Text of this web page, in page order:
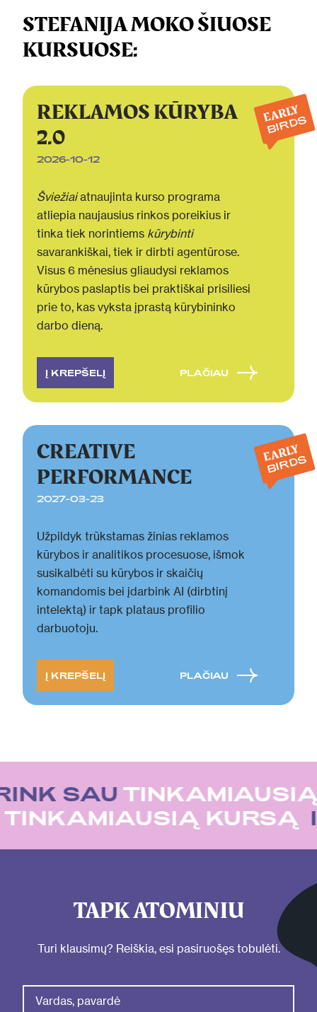
STEFANIJA MOKO ŠIUOSE
KURSUOSE:
REKLAMOS KŪRYBA
2.0
2026-10-12
Šviežiaiatnaujinta kurso programa
atliepia naujausius rinkos poreikius ir
tinka tiek norintiems kūrybinti
savarankiškai, tiek ir dirbti agentūrose.
Visus 6 mėnesius gliaudysi reklamos
kūrybos paslaptis bei praktiškai prisiliesi
prie to, kas vyksta įprastą kūrybininko
darbo dieną.
Į KREPŠELĮ PLAČIAU
EARLY
BIRDS
CREATIVE
PERFORMANCE
2027-03-23
Užpildyk trūkstamas žinias reklamos
kūrybos ir analitikos procesuose, išmok
susikalbėti su kūrybos ir skaičių
komandomis bei įdarbink AI (dirbtinį
intelektą) ir tapk plataus profilio
darbuotoju.
Į KREPŠELĮ PLAČIAU
EARLY
BIRDS
SAUTINKAMIAUSIĄ
TINKAMIAUSIĄ KURSĄ
TAPK ATOMINIU
Turi klausimų? Reiškia, esi pasiruošęs tobulėti.